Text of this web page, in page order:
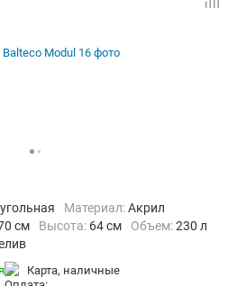
Материал:Акрил
см Высота: 64 см Объем:230 л
карта, наличные